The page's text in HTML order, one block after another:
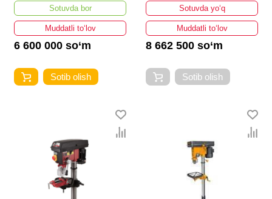
Sotuvda bor
Muddatli to‘lov
6 600 000 so‘m
Sotib olish
Sotuvda yo‘q
Muddatli to‘lov
8 662 500 so‘m
Sotib olish